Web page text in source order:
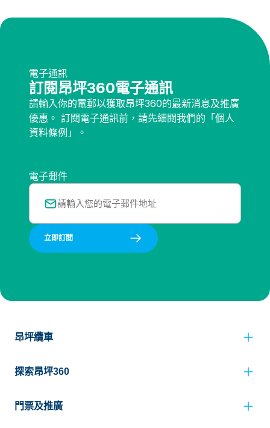
電子通訊
訂閱昂坪360電子通訊
請輸入你的電郵以獲取昂坪360的最新消息及推廣
優惠。 訂閱電子通訊前，請先細閱我們的「個人
資料條例」。
電子郵件
立即訂閲
昂坪纜車
探索昂坪360
門票及推廣